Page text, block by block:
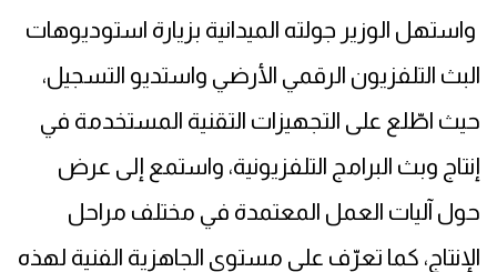
واستهل الوزير جولته الميدانية بزيارة استوديوهات
البث التلفزيون الرقمي الأرضي واستديو التسجيل،
حيث اطّلع على التجهيزات التقنية المستخدمة في
إنتاج وبث البرامج التلفزيونية، واستمع إلى عرض
حول آليات العمل المعتمدة في مختلف مراحل
الإنتاج، كما تعرّف على مستوى الجاهزية الفنية لهذه